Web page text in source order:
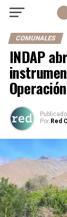
COMUNALES
INDAP
Publicado
Por Red